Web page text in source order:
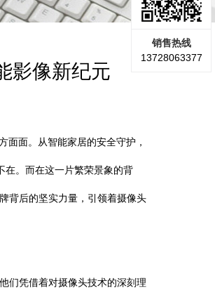
影像新纪元
面。从智能家居的安全守护，
在。而在这一片繁荣景象的背
背后的坚实力量，引领着摄像头
凭借着对摄像头技术的深刻理
销售热线
13728063377